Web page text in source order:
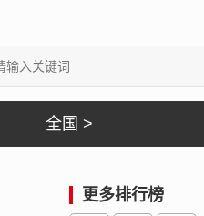
全国 >
更多排行榜